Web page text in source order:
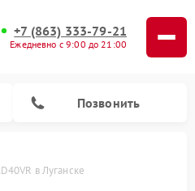
+7 (863) 333-79-21
Ежедневно с 9:00 до 21:00
Позвонить
в Луганске